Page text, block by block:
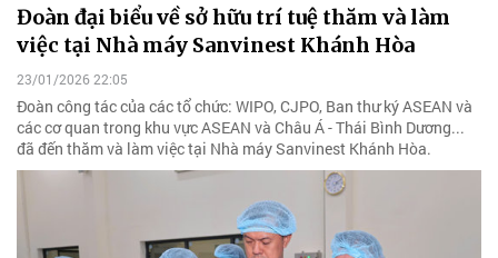
Đoàn đại biểu về sở hữu trí tuệ thăm và làm
việc tại Nhà máy Sanvinest Khánh Hòa
23/01/2026 22:05
Đoàn công tác của các tổ chức: WIPO, CJPO, Ban thư ký ASEAN và
các cơ quan trong khu vực ASEAN và Châu Á - Thái Bình Dương...
đã đến thăm và làm việc tại Nhà máy Sanvinest Khánh Hòa.